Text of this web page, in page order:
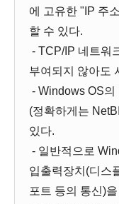
에 고유한 "IP 주
할 수 있다.
- TCP/IP 네트워
부여되지 않아도
- Windows OS의
(정확하게는
있다.
- 일반적으로
입출력장치(디스
포트 등의 통신)